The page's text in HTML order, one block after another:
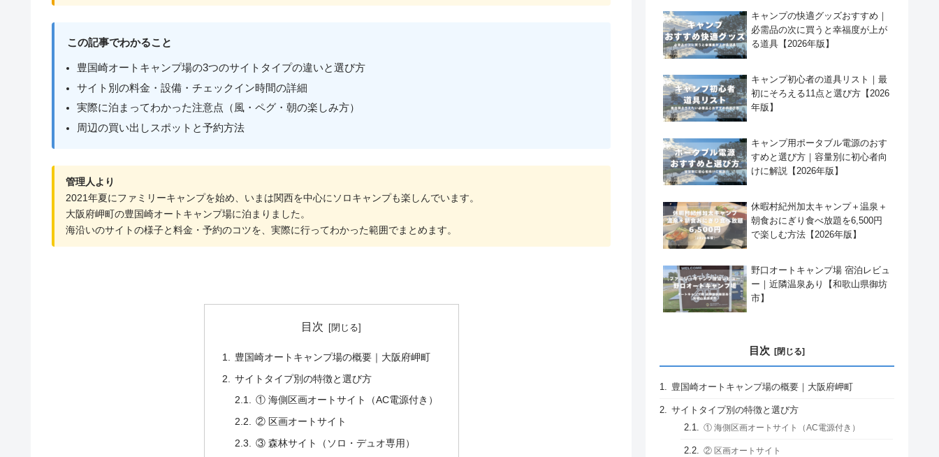
この記事でわかること
豊国崎オートキャンプ場の3つのサイトタイプの違いと選び方
サイト別の料金・設備・チェックイン時間の詳細
実際に泊まってわかった注意点（風・ペグ・朝の楽しみ方）
周辺の買い出しスポットと予約方法
管理人より
2021年夏にファミリーキャンプを始め、いまは関西を中心にソロキャンプも楽しんでいます。
大阪府岬町の豊国崎オートキャンプ場に泊まりました。
海沿いのサイトの様子と料金・予約のコツを、実際に行ってわかった範囲でまとめます。
目次
豊国崎オートキャンプ場の概要｜大阪府岬町
サイトタイプ別の特徴と選び方
① 海側区画オートサイト（AC電源付き）
② 区画オートサイト
③ 森林サイト（ソロ・デュオ専用）
キャンプの快適グッズおすすめ｜
必需品の次に買うと幸福度が上が
る道具【2026年版】
キャンプ初心者の道具リスト｜最
初にそろえる11点と選び方【2026
年版】
キャンプ用ポータブル電源のおす
すめと選び方｜容量別に初心者向
けに解説【2026年版】
休暇村紀州加太キャンプ＋温泉＋
朝食おにぎり食べ放題を6,500円
で楽しむ方法【2026年版】
野口オートキャンプ場 宿泊レビュ
ー｜近隣温泉あり【和歌山県御坊
市】
目次
豊国崎オートキャンプ場の概要｜大阪府岬町
サイトタイプ別の特徴と選び方
① 海側区画オートサイト（AC電源付き）
② 区画オートサイト